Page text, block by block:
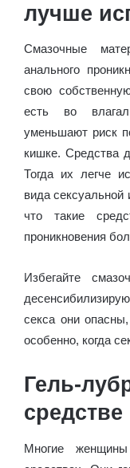
лучше
Смазочные
анального
свою
есть во
уменьшают риск
кишке. Средства
Тогда их легче
вида сексуальной
что такие
проникновения
Избегайте
секса они
особенно, когда
Гель-
средстве
Многие